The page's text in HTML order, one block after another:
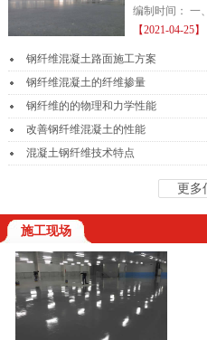
编制时间： 一
【2021-04-25】
钢纤维混凝土路面施工方案
钢纤维混凝土的纤维掺量
钢纤维的的物理和力学性能
改善钢纤维混凝土的性能
混凝土钢纤维技术特点
更多
施工现场